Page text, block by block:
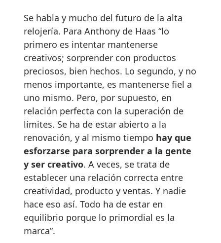
Se habla y mucho del futuro de la alta
relojería. Para Anthony de Haas “lo
primero es intentar mantenerse
creativos; sorprender con productos
preciosos, bien hechos. Lo segundo, y no
menos importante, es mantenerse fiel a
uno mismo. Pero, por supuesto, en
relación perfecta con la superación de
límites. Se ha de estar abierto a la
renovación, y al mismo tiempo hay que
esforzarse para sorprender a la gente
y ser creativo. A veces, se trata de
establecer una relación correcta entre
creatividad, producto y ventas. Y nadie
hace eso así. Todo ha de estar en
equilibrio porque lo primordial es la
marca”.